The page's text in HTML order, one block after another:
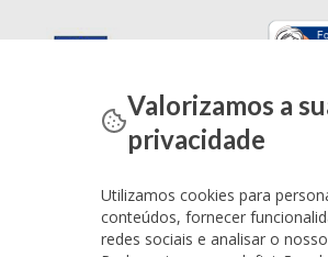
Valorizamos a
privacidade
Utilizamos cookies para
conteúdos, fornecer
redes sociais e analisar o